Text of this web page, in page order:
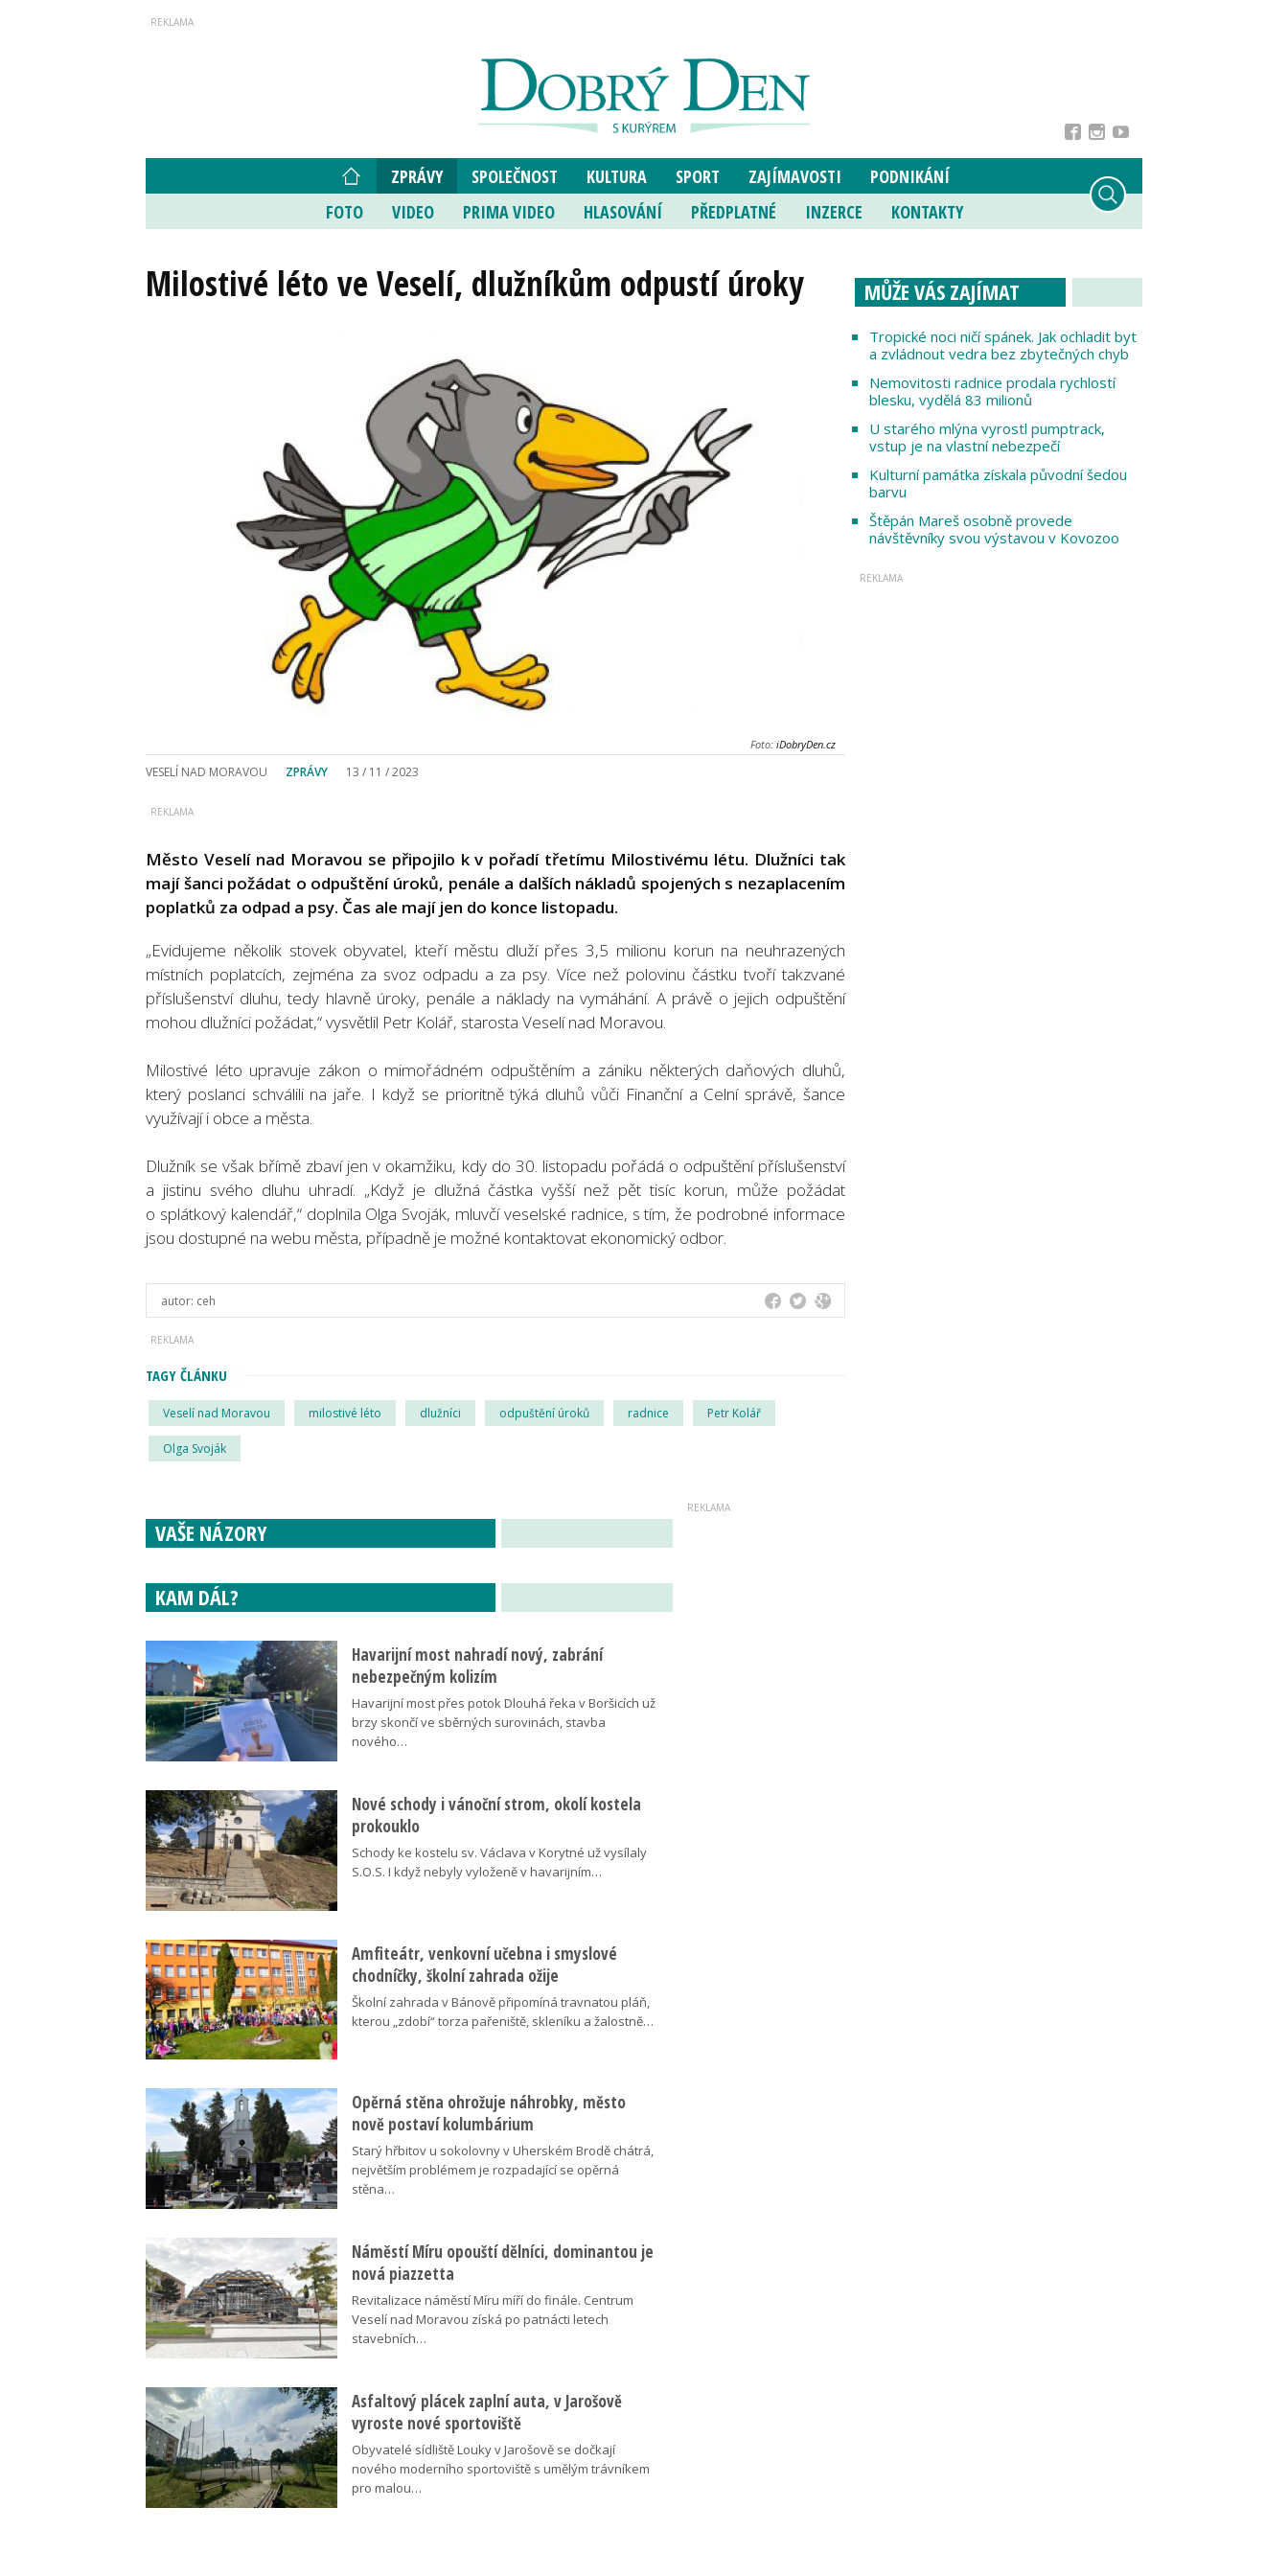
ZPRÁVY SPOLEČNOST KULTURA SPORT ZAJÍMAVOSTI
PODNIKÁNÍ
FOTO
VIDEO PRIMA VIDEO HLASOVÁNÍ PŘEDPLATNÉ INZERCE KONTAKTY
Milostivé léto ve Veselí, dlužníkům odpustí úroky
Foto: iDobryDen.cz
VESELÍ NAD MORAVOU ZPRÁVY 13 / 11 / 2023
Město Veselí nad Moravou se připojilo k v pořadí třetímu Milostivému létu. Dlužníci tak
mají šanci požádat o odpuštění úroků, penále a dalších nákladů spojených s nezaplacením
poplatků za odpad a psy. Čas ale mají jen do konce listopadu.
„Evidujeme několik stovek obyvatel, kteří městu dluží přes 3,5 milionu korun na neuhrazených
místních poplatcích, zejména za svoz odpadu a za psy. Více než polovinu částku tvoří takzvané
příslušenství dluhu, tedy hlavně úroky, penále a náklady na vymáhání. A právě o jejich odpuštění
mohou dlužníci požádat,“ vysvětlil Petr Kolář, starosta Veselí nad Moravou.
Milostivé léto upravuje zákon o mimořádném odpuštěním a zániku některých daňových dluhů,
který poslanci schválili na jaře. I když se prioritně týká dluhů vůči Finanční a Celní správě, šance
využívají i obce a města.
Dlužník se však břímě zbaví jen v okamžiku, kdy do 30. listopadu pořádá o odpuštění příslušenství
a jistinu svého dluhu uhradí. „Když je dlužná částka vyšší než pět tisíc korun, může požádat
o splátkový kalendář,“ doplnila Olga Svoják, mluvčí veselské radnice, s tím, že podrobné informace
jsou dostupné na webu města, případně je možné kontaktovat ekonomický odbor.
autor: ceh
TAGY ČLÁNKU
Veselí nad Moravou milostivé léto dlužníci odpuštění úroků radnice Petr Kolář
Olga Svoják
MŮŽE VÁS ZAJÍMAT
Tropické noci ničí spánek. Jak ochladit byt
a zvládnout vedra bez zbytečných chyb
Nemovitosti radnice prodala rychlostí
blesku, vydělá 83 milionů
U starého mlýna vyrostl pumptrack,
vstup je na vlastní nebezpečí
Kulturní památka získala původní šedou
barvu
Štěpán Mareš osobně provede
návštěvníky svou výstavou v Kovozoo
VAŠE NÁZORY
KAM DÁL?
Havarijní most nahradí nový, zabrání
nebezpečným kolizím
Havarijní most přes potok Dlouhá řeka v Boršicích už
brzy skončí ve sběrných surovinách, stavba
nového…
Nové schody i vánoční strom, okolí kostela
prokouklo
Schody ke kostelu sv. Václava v Korytné už vysílaly
S.O.S. I když nebyly vyloženě v havarijním…
Amfiteátr, venkovní učebna i smyslové
chodníčky, školní zahrada ožije
Školní zahrada v Bánově připomíná travnatou pláň,
kterou „zdobí“ torza pařeniště, skleníku a žalostně…
Opěrná stěna ohrožuje náhrobky, město
nově postaví kolumbárium
Starý hřbitov u sokolovny v Uherském Brodě chátrá,
největším problémem je rozpadající se opěrná
stěna…
Náměstí Míru opouští dělníci, dominantou je
nová piazzetta
Revitalizace náměstí Míru míří do finále. Centrum
Veselí nad Moravou získá po patnácti letech
stavebních…
Asfaltový plácek zaplní auta, v Jarošově
vyroste nové sportoviště
Obyvatelé sídliště Louky v Jarošově se dočkají
nového moderního sportoviště s umělým trávníkem
pro malou…